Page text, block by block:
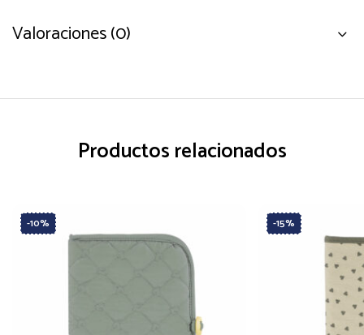
Valoraciones (0)
Productos relacionados
-10% -15%